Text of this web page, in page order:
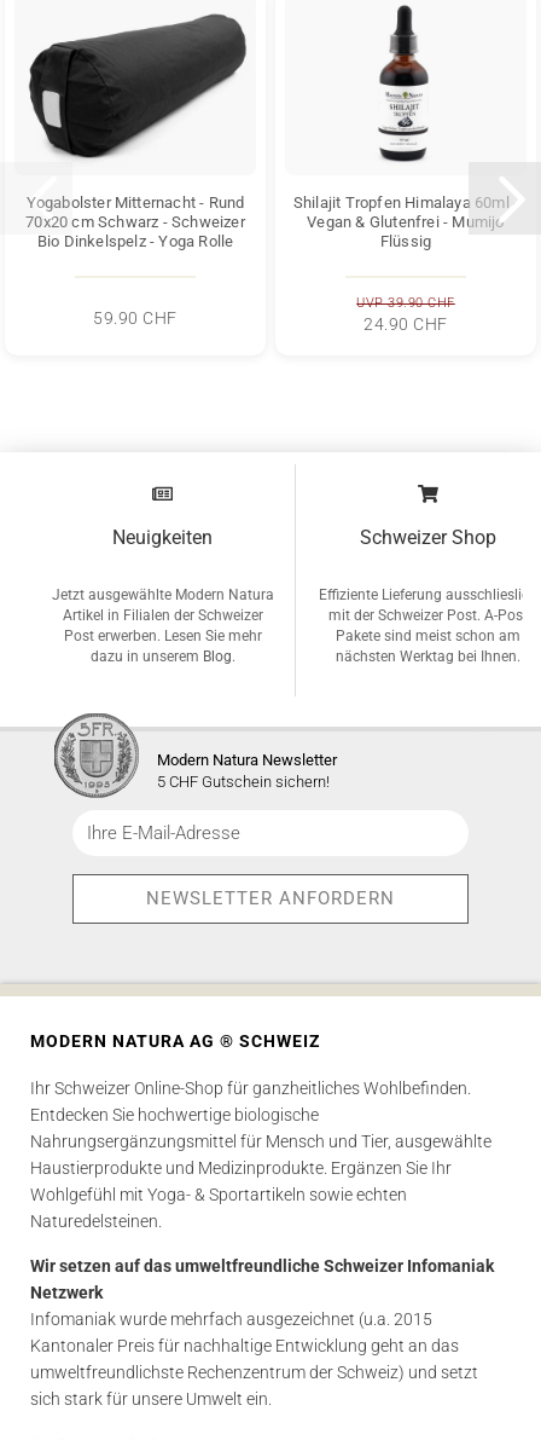
Yogabolster Mitternacht - Rund
70x20 cm Schwarz - Schweizer
Bio Dinkelspelz - Yoga Rolle
59.90 CHF
Shilajit Tropfen Himalaya 60ml -
Vegan & Glutenfrei - Mumijo
Flüssig
UVP 39.90 CHF
24.90 CHF
Neuigkeiten
Jetzt ausgewählte Modern Natura
Artikel in Filialen der Schweizer
Post erwerben. Lesen Sie mehr
dazu in unserem Blog.
Schweizer Shop
Effiziente Lieferung ausschlieslich
mit der Schweizer Post. A-Post
Pakete sind meist schon am
nächsten Werktag bei Ihnen.
Modern Natura Newsletter
5 CHF Gutschein sichern!
MODERN NATURA AG ® SCHWEIZ
Ihr Schweizer Online-Shop für ganzheitliches Wohlbefinden.
Entdecken Sie hochwertige biologische
Nahrungsergänzungsmittel für Mensch und Tier, ausgewählte
Haustierprodukte und Medizinprodukte. Ergänzen Sie Ihr
Wohlgefühl mit Yoga- & Sportartikeln sowie echten
Naturedelsteinen.
Wir setzen auf das umweltfreundliche Schweizer Infomaniak
Netzwerk
Infomaniak wurde mehrfach ausgezeichnet (u.a. 2015
Kantonaler Preis für nachhaltige Entwicklung geht an das
umweltfreundlichste Rechenzentrum der Schweiz) und setzt
sich stark für unsere Umwelt ein.